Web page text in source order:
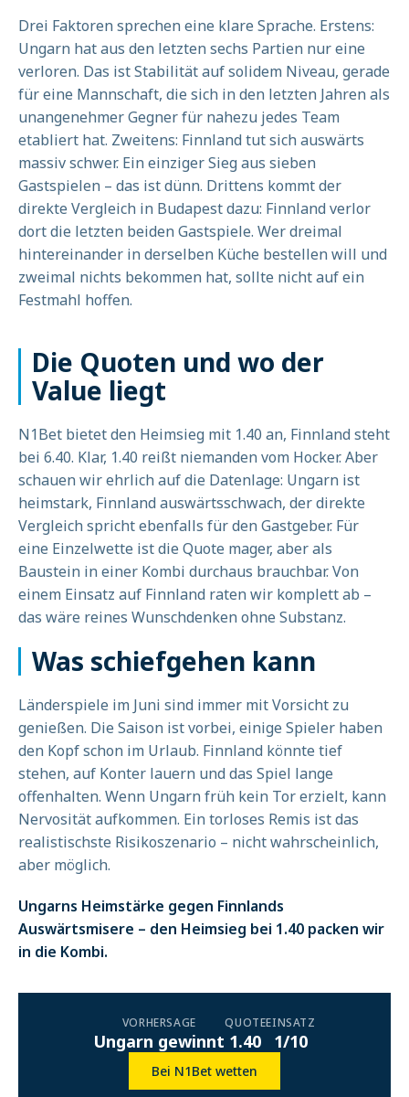
Drei Faktoren sprechen eine klare Sprache. Erstens:
Ungarn hat aus den letzten sechs Partien nur eine
verloren. Das ist Stabilität auf solidem Niveau, gerade
für eine Mannschaft, die sich in den letzten Jahren als
unangenehmer Gegner für nahezu jedes Team
etabliert hat. Zweitens: Finnland tut sich auswärts
massiv schwer. Ein einziger Sieg aus sieben
Gastspielen – das ist dünn. Drittens kommt der
direkte Vergleich in Budapest dazu: Finnland verlor
dort die letzten beiden Gastspiele. Wer dreimal
hintereinander in derselben Küche bestellen will und
zweimal nichts bekommen hat, sollte nicht auf ein
Festmahl hoffen.
Die Quoten und wo der
Value liegt
N1Bet bietet den Heimsieg mit 1.40 an, Finnland steht
bei 6.40. Klar, 1.40 reißt niemanden vom Hocker. Aber
schauen wir ehrlich auf die Datenlage: Ungarn ist
heimstark, Finnland auswärtsschwach, der direkte
Vergleich spricht ebenfalls für den Gastgeber. Für
eine Einzelwette ist die Quote mager, aber als
Baustein in einer Kombi durchaus brauchbar. Von
einem Einsatz auf Finnland raten wir komplett ab –
das wäre reines Wunschdenken ohne Substanz.
Was schiefgehen kann
Länderspiele im Juni sind immer mit Vorsicht zu
genießen. Die Saison ist vorbei, einige Spieler haben
den Kopf schon im Urlaub. Finnland könnte tief
stehen, auf Konter lauern und das Spiel lange
offenhalten. Wenn Ungarn früh kein Tor erzielt, kann
Nervosität aufkommen. Ein torloses Remis ist das
realistischste Risikoszenario – nicht wahrscheinlich,
aber möglich.
Ungarns Heimstärke gegen Finnlands
Auswärtsmisere – den Heimsieg bei 1.40 packen wir
in die Kombi.
VORHERSAGE
Ungarn gewinnt
QUOTE
1.40
EINSATZ
1/10
Bei N1Bet wetten